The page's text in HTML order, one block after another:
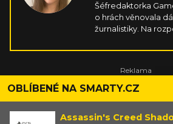
OBLÍBENÉ NA SMARTY.CZ
Assassin's Creed
Šéfredaktorka
o hrách věnovala
žurnalistiky. Na
především srdíčko,
na gamepadu, jen
pořád kupovat